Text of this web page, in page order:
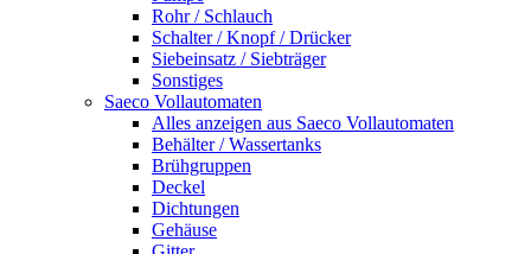
Rohr / Schlauch
Schalter / Knopf / Drücker
Siebeinsatz / Siebträger
Sonstiges
Saeco Vollautomaten
Alles anzeigen aus Saeco Vollautomaten
Behälter / Wassertanks
Brühgruppen
Deckel
Dichtungen
Gehäuse